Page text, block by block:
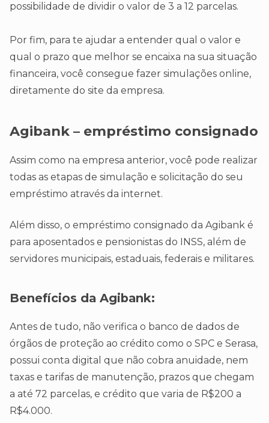
possibilidade de dividir o valor de 3 a 12 parcelas.
Por fim, para te ajudar a entender qual o valor e
qual o prazo que melhor se encaixa na sua situação
financeira, você consegue fazer simulações online,
diretamente do site da empresa.
Agibank – empréstimo consignado
Assim como na empresa anterior, você pode realizar
todas as etapas de simulação e solicitação do seu
empréstimo através da internet.
Além disso, o empréstimo consignado da Agibank é
para aposentados e pensionistas do INSS, além de
servidores municipais, estaduais, federais e militares.
Benefícios da Agibank:
Antes de tudo, não verifica o banco de dados de
órgãos de proteção ao crédito como o SPC e Serasa,
possui conta digital que não cobra anuidade, nem
taxas e tarifas de manutenção, prazos que chegam
a até 72 parcelas, e crédito que varia de R$200 a
R$4.000.